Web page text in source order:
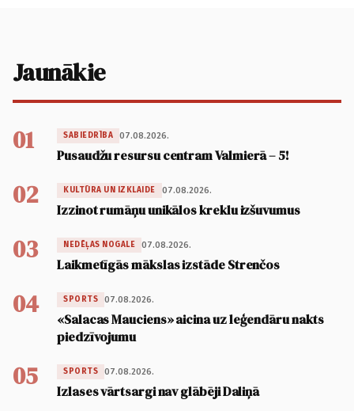
Jaunākie
01 SABIEDRĪBA 07.08.2026.
Pusaudžu resursu centram Valmierā – 5!
02 KULTŪRA UN IZKLAIDE 07.08.2026.
Izzinot rumāņu unikālos kreklu izšuvumus
03 NEDĒĻAS NOGALE 07.08.2026.
Laikmetīgās mākslas izstāde Strenčos
04 SPORTS 07.08.2026.
«Salacas Mauciens» aicina uz leģendāru nakts
piedzīvojumu
05 SPORTS 07.08.2026.
Izlases vārtsargi nav glābēji Daliņā